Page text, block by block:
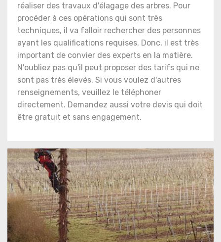
réaliser des travaux d'élagage des arbres. Pour
procéder à ces opérations qui sont très
techniques, il va falloir rechercher des personnes
ayant les qualifications requises. Donc, il est très
important de convier des experts en la matière.
N'oubliez pas qu'il peut proposer des tarifs qui ne
sont pas très élevés. Si vous voulez d'autres
renseignements, veuillez le téléphoner
directement. Demandez aussi votre devis qui doit
être gratuit et sans engagement.